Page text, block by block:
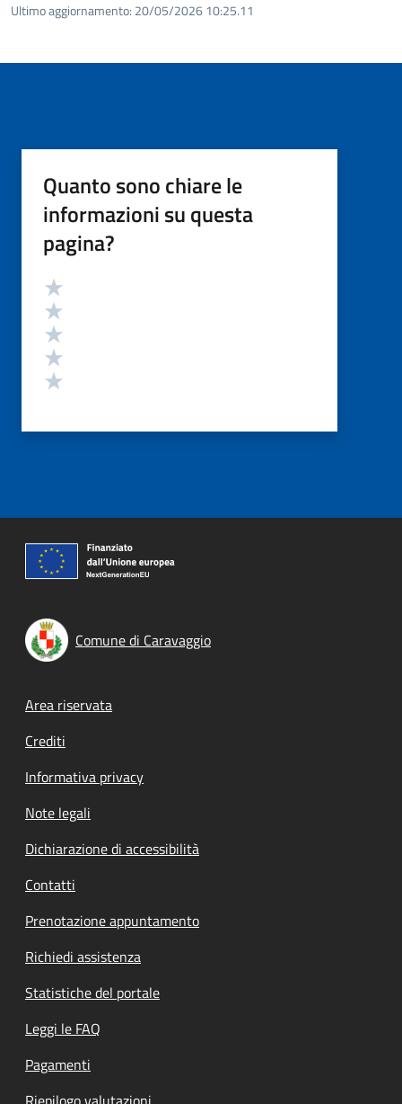
Ultimo aggiornamento: 20/05/2026 10:25.11
Quanto sono chiare le
informazioni su questa
pagina?
Valutazione
Comune di Caravaggio
Footer menu
Area riservata
Crediti
Informativa privacy
Note legali
Dichiarazione di accessibilità
Contatti
Prenotazione appuntamento
Richiedi assistenza
Statistiche del portale
Leggi le FAQ
Pagamenti